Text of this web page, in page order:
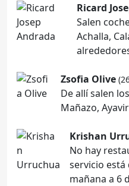
Ricard
Salen
Achalla,
Zsofia Olive
De allí salen
Mañazo,
Krishan
No hay
servicio está
mañana a 6